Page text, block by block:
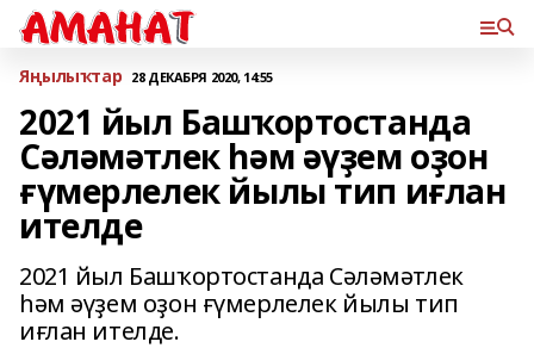
Яңылыҡтар 28 ДЕКАБРЯ 2020, 14:55
2021 йыл Башҡортостанда
Сәләмәтлек һәм әүҙем оҙон
ғүмерлелек йылы тип иғлан
ителде
2021 йыл Башҡортостанда Сәләмәтлек
һәм әүҙем оҙон ғүмерлелек йылы тип
иғлан ителде.